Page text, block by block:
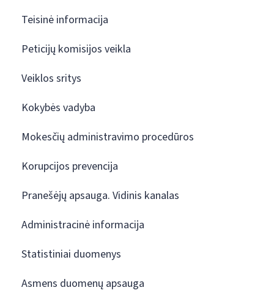
Teisinė informacija
Peticijų komisijos veikla
Veiklos sritys
Kokybės vadyba
Mokesčių administravimo procedūros
Korupcijos prevencija
Pranešėjų apsauga. Vidinis kanalas
Administracinė informacija
Statistiniai duomenys
Asmens duomenų apsauga